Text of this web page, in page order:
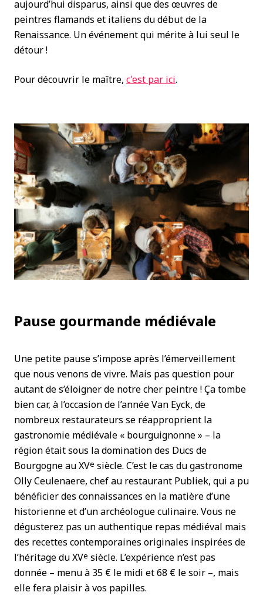
aujourd’hui disparus, ainsi que des œuvres de
peintres flamands et italiens du début de la
Renaissance. Un événement qui mérite à lui seul le
détour !
Pour découvrir le maître, c'est par ici.
Pause gourmande médiévale
Une petite pause s’impose après l’émerveillement
que nous venons de vivre. Mais pas question pour
autant de s’éloigner de notre cher peintre ! Ça tombe
bien car, à l’occasion de l’année Van Eyck, de
nombreux restaurateurs se réapproprient la
gastronomie médiévale « bourguignonne » – la
région était sous la domination des Ducs de
Bourgogne au XVe siècle. C’est le cas du gastronome
Olly Ceulenaere, chef au restaurant Publiek, qui a pu
bénéficier des connaissances en la matière d’une
historienne et d’un archéologue culinaire. Vous ne
dégusterez pas un authentique repas médiéval mais
des recettes contemporaines originales inspirées de
l’héritage du XVe siècle. L’expérience n’est pas
donnée – menu à 35 € le midi et 68 € le soir –, mais
elle fera plaisir à vos papilles.